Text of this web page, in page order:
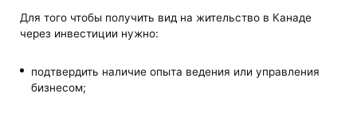
Для того чтобы получить вид на жительство в Канаде
через инвестиции нужно:
подтвердить наличие опыта ведения или управления
бизнесом;